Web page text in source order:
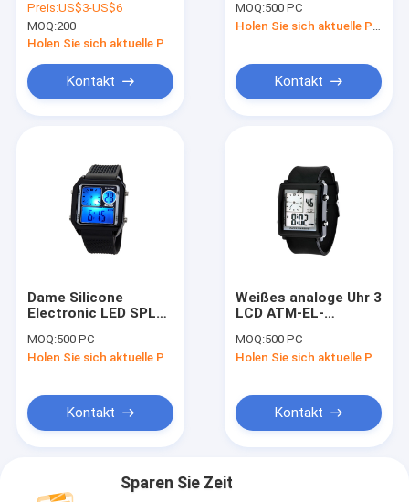
Preis:US$3-US$6
MOQ:200
Kontakt
Unisexarmbanduhr
LCD
MOQ:500 PC
Kontakt
Dame Silicone
Electronic LED SPL
Zone mit Stoppuhr
MOQ:500 PC
Kontakt
Weißes analoge Uhr 3
LCD ATM-EL-
Unisexsilikon LED
passt auf
MOQ:500 PC
Kontakt
Sparen Sie Zeit